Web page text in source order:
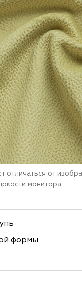
отличаться от
монитора.
формы